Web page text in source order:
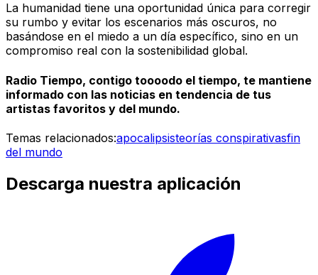
La humanidad tiene una oportunidad única para corregir
su rumbo y evitar los escenarios más oscuros, no
basándose en el miedo a un día específico, sino en un
compromiso real con la sostenibilidad global.
Radio Tiempo, contigo toooodo el tiempo, te mantiene
informado con las noticias en tendencia de tus
artistas favoritos y del mundo.
Temas relacionados:apocalipsisteorías conspirativasfin
del mundo
Descarga nuestra aplicación